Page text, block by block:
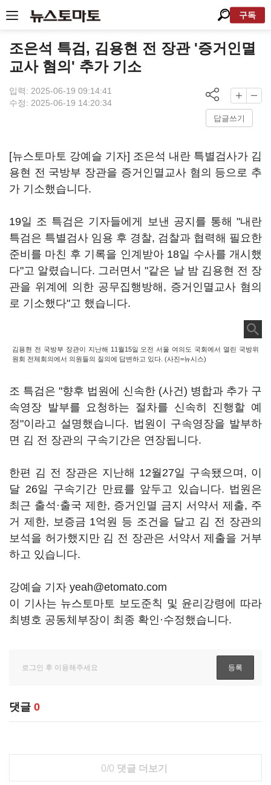
구독
조은석 특검, 김용현 전 장관 '증거인멸
교사 혐의' 추가 기소
입력: 2025-06-19 09:14:41
수정: 2025-06-19 14:20:34
답글쓰기
[뉴스토마토 강예슬 기자] 조은석 내란 특별검사가 김
용현 전 국방부 장관을 증거인멸교사 혐의 등으로 추
가 기소했습니다.
19일 조 특검은 기자들에게 보낸 공지를 통해 "내란
특검은 특별검사 임용 후 경찰, 검찰과 협력해 필요한
준비를 마친 후 기록을 인계받아 18일 수사를 개시했
다"고 알렸습니다. 그러면서 "같은 날 밤 김용현 전 장
관을 위계에 의한 공무집행방해, 증거인멸교사 혐의
로 기소했다"고 했습니다.
김용현 전 국방부 장관이 지난해 11월15일 오전 서울 여의도 국회에서 열린 국방위
원회 전체회의에서 의원들의 질의에 답변하고 있다. (사진=뉴시스)
조 특검은 "향후 법원에 신속한 (사건) 병합과 추가 구
속영장 발부를 요청하는 절차를 신속히 진행할 예
정"이라고 설명했습니다. 법원이 구속영장을 발부하
면 김 전 장관의 구속기간은 연장됩니다.
한편 김 전 장관은 지난해 12월27일 구속됐으며, 이
달 26일 구속기간 만료를 앞두고 있습니다. 법원은
최근 출석·출국 제한, 증거인멸 금지 서약서 제출, 주
거 제한, 보증금 1억원 등 조건을 달고 김 전 장관의
보석을 허가했지만 김 전 장관은 서약서 제출을 거부
하고 있습니다.
강예슬 기자 yeah@etomato.com
이 기사는 뉴스토마토 보도준칙 및 윤리강령에 따라
최병호 공동체부장이 최종 확인·수정했습니다.
댓글 0
0/0 댓글 더보기